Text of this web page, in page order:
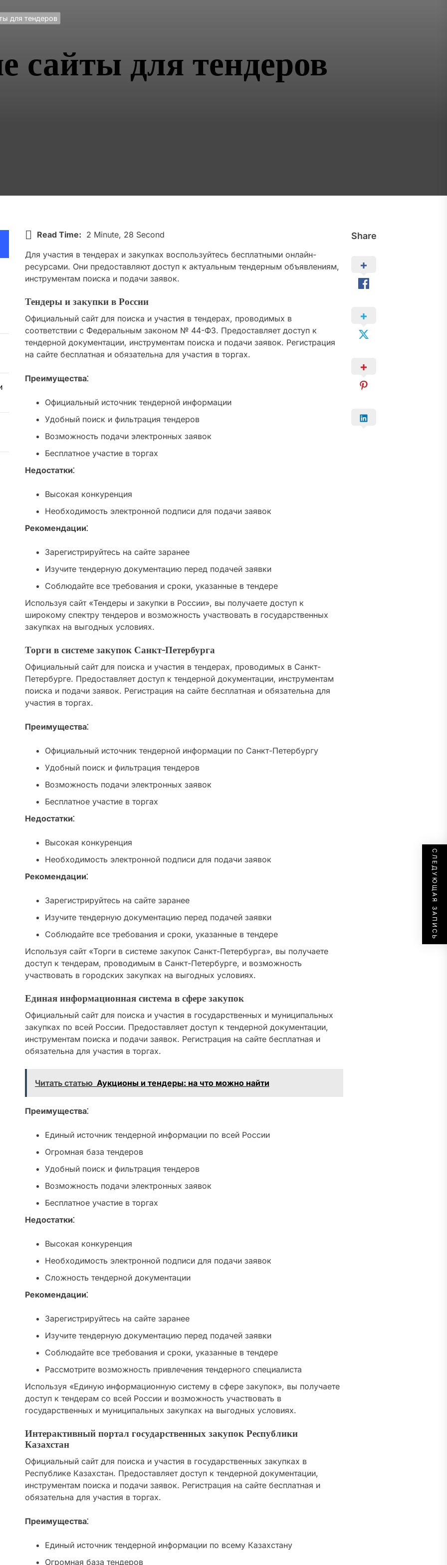
для тендеров
сайты для тендеров
Share
Read Time: 2 Minute, 28 Second
Для участия в тендерах и закупках воспользуйтесь бесплатными онлайн-
ресурсами. Они предоставляют доступ к актуальным тендерным объявлениям,
инструментам поиска и подачи заявок.
Тендеры и закупки в России
Официальный сайт для поиска и участия в тендерах, проводимых в
соответствии с Федеральным законом № 44-ФЗ. Предоставляет доступ к
тендерной документации, инструментам поиска и подачи заявок. Регистрация
на сайте бесплатная и обязательна для участия в торгах.
Преимущества⁚
Официальный источник тендерной информации
Удобный поиск и фильтрация тендеров
Возможность подачи электронных заявок
Бесплатное участие в торгах
Недостатки⁚
Высокая конкуренция
Необходимость электронной подписи для подачи заявок
Рекомендации⁚
Зарегистрируйтесь на сайте заранее
Изучите тендерную документацию перед подачей заявки
Соблюдайте все требования и сроки, указанные в тендере
Используя сайт «Тендеры и закупки в России», вы получаете доступ к
широкому спектру тендеров и возможность участвовать в государственных
закупках на выгодных условиях.
Торги в системе закупок Санкт-Петербурга
Официальный сайт для поиска и участия в тендерах, проводимых в Санкт-
Петербурге. Предоставляет доступ к тендерной документации, инструментам
поиска и подачи заявок. Регистрация на сайте бесплатная и обязательна для
участия в торгах.
Преимущества⁚
Официальный источник тендерной информации по Санкт-Петербургу
Удобный поиск и фильтрация тендеров
Возможность подачи электронных заявок
Бесплатное участие в торгах
Недостатки⁚
Высокая конкуренция
Необходимость электронной подписи для подачи заявок
Рекомендации⁚
Зарегистрируйтесь на сайте заранее
Изучите тендерную документацию перед подачей заявки
Соблюдайте все требования и сроки, указанные в тендере
Используя сайт «Торги в системе закупок Санкт-Петербурга», вы получаете
доступ к тендерам, проводимым в Санкт-Петербурге, и возможность
участвовать в городских закупках на выгодных условиях.
Единая информационная система в сфере закупок
Официальный сайт для поиска и участия в государственных и муниципальных
закупках по всей России. Предоставляет доступ к тендерной документации,
инструментам поиска и подачи заявок. Регистрация на сайте бесплатная и
обязательна для участия в торгах.
Читать статью Аукционы и тендеры: на что можно найти
Преимущества⁚
Единый источник тендерной информации по всей России
Огромная база тендеров
Удобный поиск и фильтрация тендеров
Возможность подачи электронных заявок
Бесплатное участие в торгах
Недостатки⁚
Высокая конкуренция
Необходимость электронной подписи для подачи заявок
Сложность тендерной документации
Рекомендации⁚
Зарегистрируйтесь на сайте заранее
Изучите тендерную документацию перед подачей заявки
Соблюдайте все требования и сроки, указанные в тендере
Рассмотрите возможность привлечения тендерного специалиста
Используя «Единую информационную систему в сфере закупок», вы получаете
доступ к тендерам со всей России и возможность участвовать в
государственных и муниципальных закупках на выгодных условиях.
Интерактивный портал государственных закупок Республики
Казахстан
Официальный сайт для поиска и участия в государственных закупках в
Республике Казахстан. Предоставляет доступ к тендерной документации,
инструментам поиска и подачи заявок. Регистрация на сайте бесплатная и
обязательна для участия в торгах.
Преимущества⁚
Единый источник тендерной информации по всему Казахстану
Огромная база тендеров
СЛЕДУЮЩАЯ ЗАПИСЬ